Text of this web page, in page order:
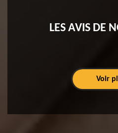
LES AVIS DE
Voir